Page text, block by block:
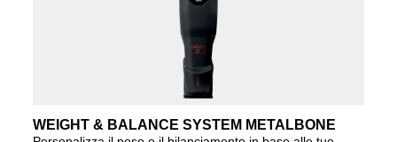
WEIGHT & BALANCE SYSTEM METALBONE